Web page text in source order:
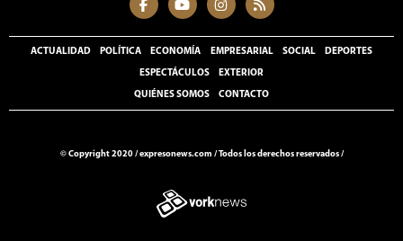
ACTUALIDAD POLÍTICA ECONOMÍA EMPRESARIAL SOCIAL DEPORTES
ESPECTÁCULOS EXTERIOR
QUIÉNES SOMOS CONTACTO
© Copyright 2020 /expresonews.com /Todos los derechos reservados /